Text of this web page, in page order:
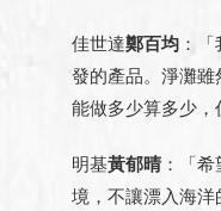
佳世達鄭百均：「
發的產品。淨灘雖
能做多少算多少，
明基黃郁晴：「希
境，不讓漂入海